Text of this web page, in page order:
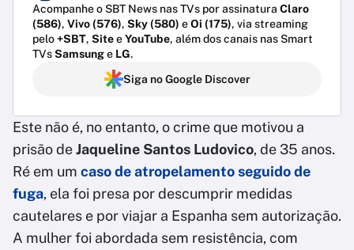
Acompanhe o SBT News nas TVs por assinatura Claro
(586), Vivo (576), Sky (580) eOi (175), via streaming
pelo+SBT, SiteeYouTube, além dos canais nas Smart
TVsSamsunge LG.
Siga no Google Discover
Este não é, no entanto, o crime que motivou a
prisão deJaqueline Santos Ludovico, de 35 anos.
Ré em um caso de atropelamento seguido de
fuga, ela foi presa por descumprir medidas
cautelares e por viajar a Espanha sem autorização.
A mulher foi abordada sem resistência, com